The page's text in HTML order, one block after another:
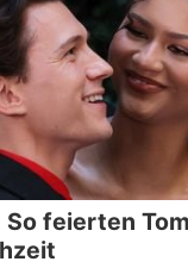
feierten